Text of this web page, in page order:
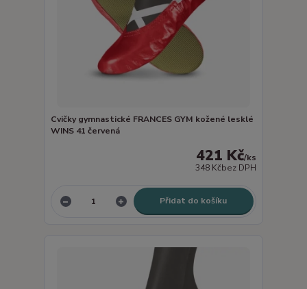
Cvičky gymnastické FRANCES GYM kožené lesklé
WINS 41 červená
421 Kč/ks
348 Kčbez DPH
Přidat do košíku